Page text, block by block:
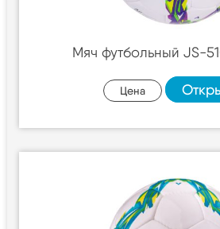
Мяч футбольный JS-
Цена